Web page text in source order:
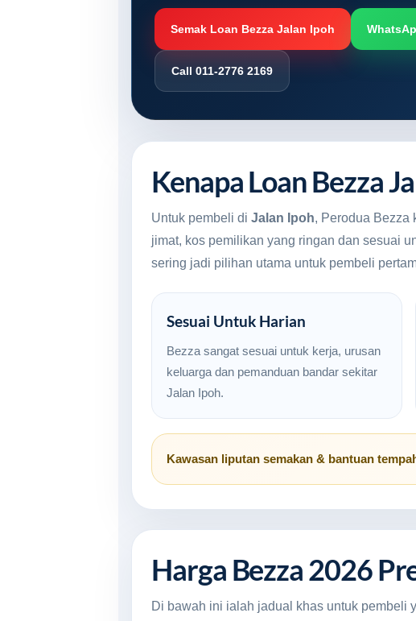
Semak Loan Bezza Jalan Ipoh
Call 011-2776 2169
Kenapa Loan Bezza
Untuk pembeli di Jalan Ipoh, Perodua Bezza
jimat, kos pemilikan yang ringan dan sesuai
sering jadi pilihan utama untuk pembeli
Sesuai Untuk Harian
Bezza sangat sesuai untuk kerja, urusan
keluarga dan pemanduan bandar sekitar
Jalan Ipoh.
Kawasan liputan semakan & bantuan
Harga Bezza 2026
Di bawah ini ialah jadual khas untuk pembeli